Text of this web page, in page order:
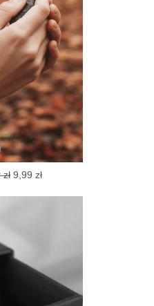
zł Pierwotna
9,99 złAktualna